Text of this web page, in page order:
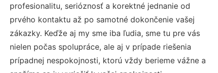
profesionalitu, serióznosť a korektné jednanie od
prvého kontaktu až po samotné dokončenie vašej
zákazky. Keďže aj my sme iba ľudia, sme tu pre vás
nielen počas spolupráce, ale aj v prípade riešenia
prípadnej nespokojnosti, ktorú vždy berieme vážne a